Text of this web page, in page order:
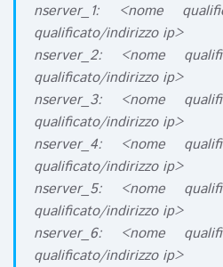
nserver_1: <nome
qualificato/indirizzo ip>
nserver_2: <nome
qualificato/indirizzo ip>
nserver_3: <nome
qualificato/indirizzo ip>
nserver_4: <nome
qualificato/indirizzo ip>
nserver_5: <nome
qualificato/indirizzo ip>
nserver_6: <nome
qualificato/indirizzo ip>